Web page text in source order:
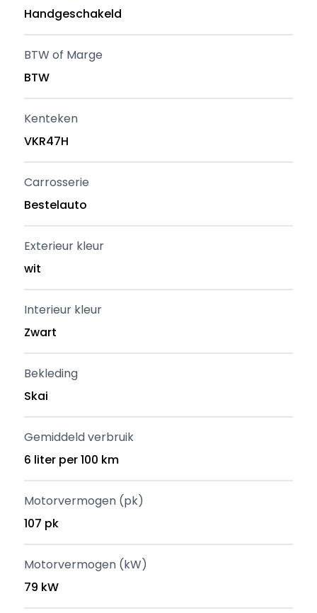
Handgeschakeld
BTW of Marge
BTW
Kenteken
VKR47H
Carrosserie
Bestelauto
Exterieur kleur
wit
Interieur kleur
Zwart
Bekleding
Skai
Gemiddeld verbruik
6 liter per 100 km
Motorvermogen (pk)
107 pk
Motorvermogen (kW)
79 kW